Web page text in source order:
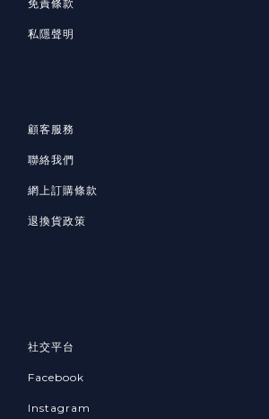
免責條款
私隱聲明
顧客服務
聯絡我們
網上訂購條款
退換貨政策
社交平台
Facebook
Instagram